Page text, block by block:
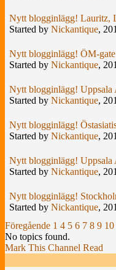
Nytt blogginlägg! Lauritz,
Started by Nickantique,
Nytt blogginlägg! ÖM-
Started by Nickantique,
Nytt blogginlägg! Uppsala
Started by Nickantique,
Nytt blogginlägg!
Started by Nickantique,
Nytt blogginlägg! Uppsala
Started by Nickantique,
Nytt blogginlägg!
Started by Nickantique,
Föregående 1 4 5 6 7 8 9 10
No topics found.
Mark This Channel Read